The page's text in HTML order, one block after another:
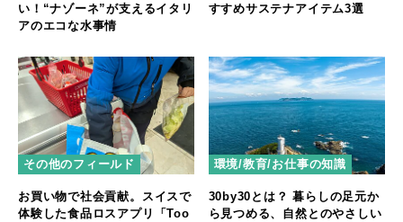
い！“ナゾーネ”が支えるイタリ
アのエコな水事情
すすめサステナアイテム3選
その他のフィールド
お買い物で社会貢献。スイスで
体験した食品ロスアプリ「Too
環境/教育/お仕事の知識
30by30とは？ 暮らしの足元か
ら見つめる、自然とのやさしい